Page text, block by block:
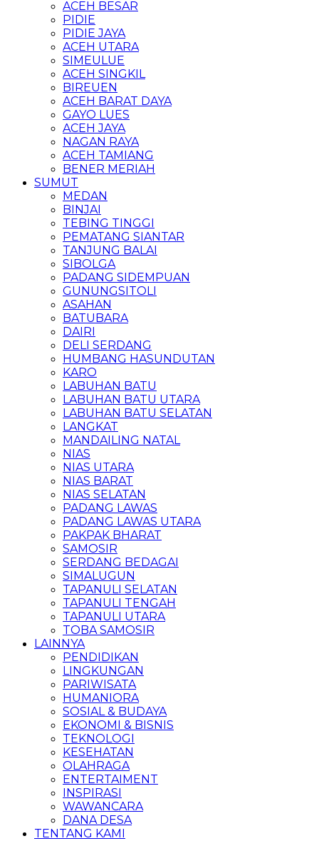
ACEH BESAR
PIDIE
PIDIE JAYA
ACEH UTARA
SIMEULUE
ACEH SINGKIL
BIREUEN
ACEH BARAT DAYA
GAYO LUES
ACEH JAYA
NAGAN RAYA
ACEH TAMIANG
BENER MERIAH
SUMUT
MEDAN
BINJAI
TEBING TINGGI
PEMATANG SIANTAR
TANJUNG BALAI
SIBOLGA
PADANG SIDEMPUAN
GUNUNGSITOLI
ASAHAN
BATUBARA
DAIRI
DELI SERDANG
HUMBANG HASUNDUTAN
KARO
LABUHAN BATU
LABUHAN BATU UTARA
LABUHAN BATU SELATAN
LANGKAT
MANDAILING NATAL
NIAS
NIAS UTARA
NIAS BARAT
NIAS SELATAN
PADANG LAWAS
PADANG LAWAS UTARA
PAKPAK BHARAT
SAMOSIR
SERDANG BEDAGAI
SIMALUGUN
TAPANULI SELATAN
TAPANULI TENGAH
TAPANULI UTARA
TOBA SAMOSIR
LAINNYA
PENDIDIKAN
LINGKUNGAN
PARIWISATA
HUMANIORA
SOSIAL & BUDAYA
EKONOMI & BISNIS
TEKNOLOGI
KESEHATAN
OLAHRAGA
ENTERTAIMENT
INSPIRASI
WAWANCARA
DANA DESA
TENTANG KAMI